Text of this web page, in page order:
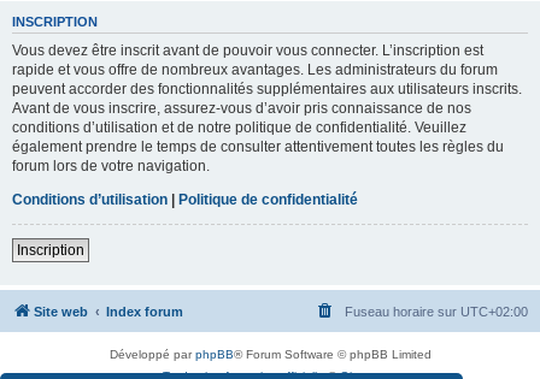
INSCRIPTION
Vous devez être inscrit avant de pouvoir vous connecter. L’inscription est
rapide et vous offre de nombreux avantages. Les administrateurs du forum
peuvent accorder des fonctionnalités supplémentaires aux utilisateurs inscrits.
Avant de vous inscrire, assurez-vous d’avoir pris connaissance de nos
conditions d’utilisation et de notre politique de confidentialité. Veuillez
également prendre le temps de consulter attentivement toutes les règles du
forum lors de votre navigation.
Conditions d’utilisation | Politique de confidentialité
Inscription
Site web Index forum Fuseau horaire sur UTC+02:00
Développé parphpBB® Forum Software © phpBB Limited
Traduction française officielle©Qiaeru